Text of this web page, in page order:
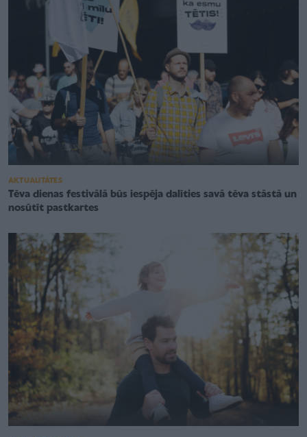
AKTUALITĀTES
Tēva dienas festivālā būs iespēja dalīties savā tēva stāstā un
nosūtīt pastkartes